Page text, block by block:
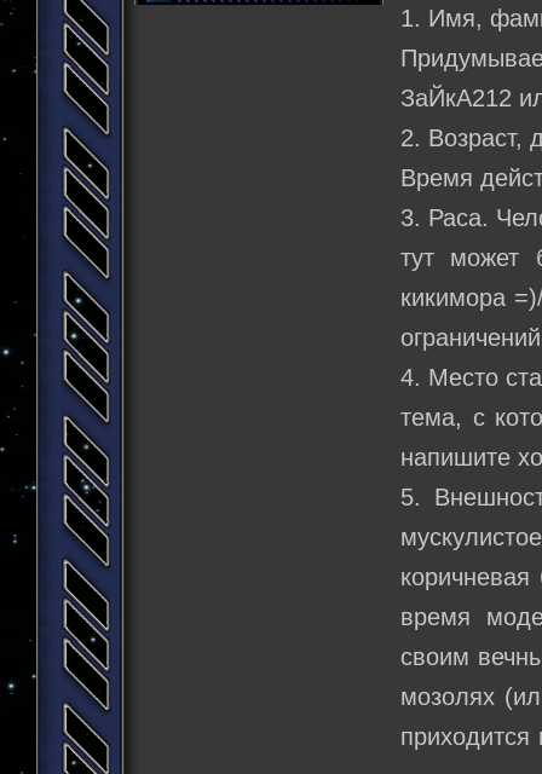
1. Имя,
ЗаЙкА212
2. Возраст,
Время
3. Раса.
тут может
кикимора
4. Место
тема, с
напишите
5.
время
своим
мозолях